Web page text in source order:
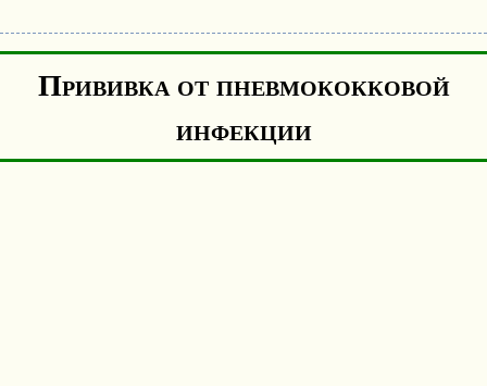
Прививка от пневмококковой
инфекции